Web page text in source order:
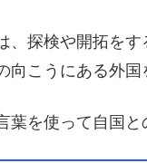
、探検や開拓を
こうにある外国
を使って自国と